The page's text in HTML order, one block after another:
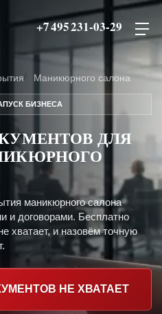
+7 495 231-03-29
Маникюрного салона
БИЗНЕСА
ДЛЯ
маникюрного салона
и договорами. Бесплатно
хватает, и назовём точную
НЕ ХВАТАЕТ